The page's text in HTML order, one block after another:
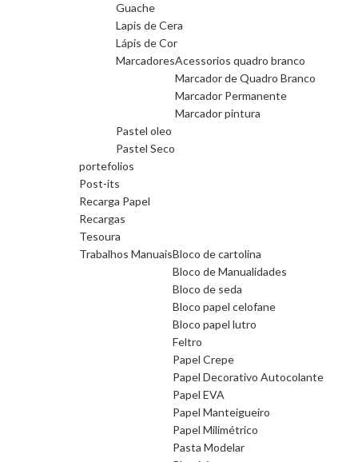
Guache
Lapis de Cera
Lápis de Cor
MarcadoresAcessorios quadro branco
Marcador de Quadro Branco
Marcador Permanente
Marcador pintura
Pastel oleo
Pastel Seco
portefolios
Post-its
Recarga Papel
Recargas
Tesoura
Trabalhos ManuaisBloco de cartolina
Bloco de Manualidades
Bloco de seda
Bloco papel celofane
Bloco papel lutro
Feltro
Papel Crepe
Papel Decorativo Autocolante
Papel EVA
Papel Manteigueiro
Papel Milimétrico
Pasta Modelar